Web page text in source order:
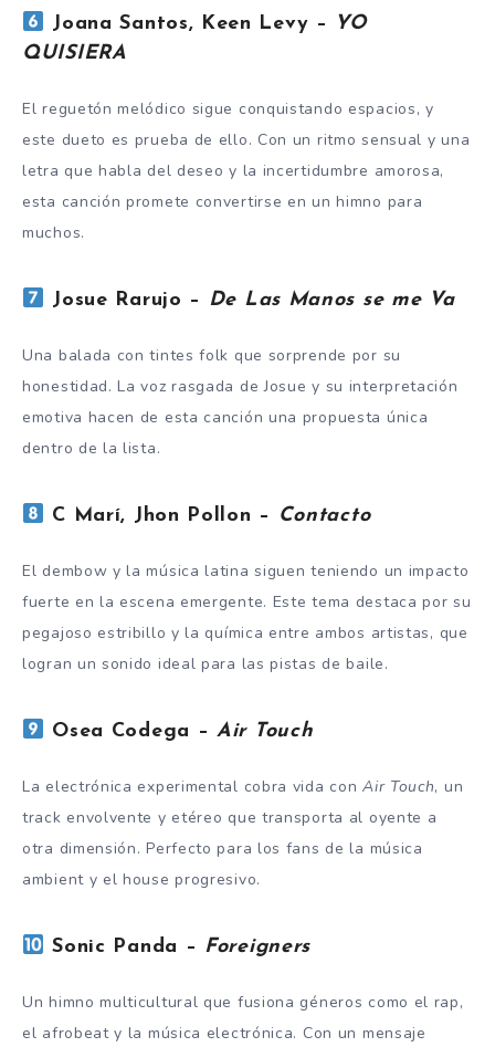
Joana Santos, Keen Levy –
YO
QUISIERA
El reguetón melódico sigue conquistando espacios, y
este dueto es prueba de ello. Con un ritmo sensual y una
letra que habla del deseo y la incertidumbre amorosa,
esta canción promete convertirse en un himno para
muchos.
Josue Rarujo – De Las Manos se me Va
Una balada con tintes folk que sorprende por su
honestidad. La voz rasgada de Josue y su interpretación
emotiva hacen de esta canción una propuesta única
dentro de la lista.
C Marí, Jhon Pollon – Contacto
El dembow y la música latina siguen teniendo un impacto
fuerte en la escena emergente. Este tema destaca por su
pegajoso estribillo y la química entre ambos artistas, que
logran un sonido ideal para las pistas de baile.
Osea Codega – Air Touch
La electrónica experimental cobra vida conAir Touch, un
track envolvente y etéreo que transporta al oyente a
otra dimensión. Perfecto para los fans de la música
ambient y el house progresivo.
Sonic Panda – Foreigners
Un himno multicultural que fusiona géneros como el rap,
el afrobeat y la música electrónica. Con un mensaje